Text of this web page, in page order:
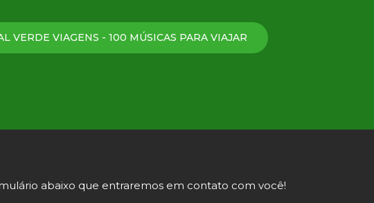
VERDE VIAGENS - 100 MÚSICAS PARA VIAJAR
abaixo que entraremos em contato com você!